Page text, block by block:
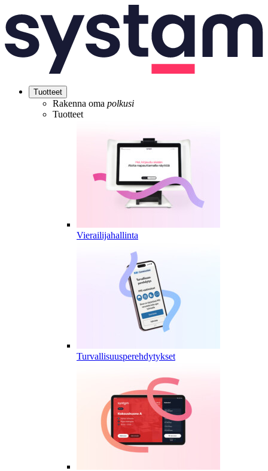
Tuotteet
Rakenna oma polkusi
Tuotteet
Vierailijahallinta
Turvallisuusperehdytykset